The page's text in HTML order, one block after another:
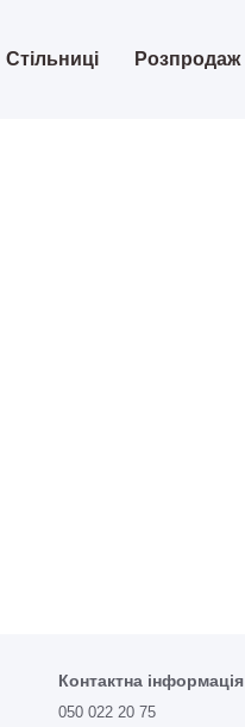
Стільниці Розпродаж
Контактна інформація
050 022 20 75